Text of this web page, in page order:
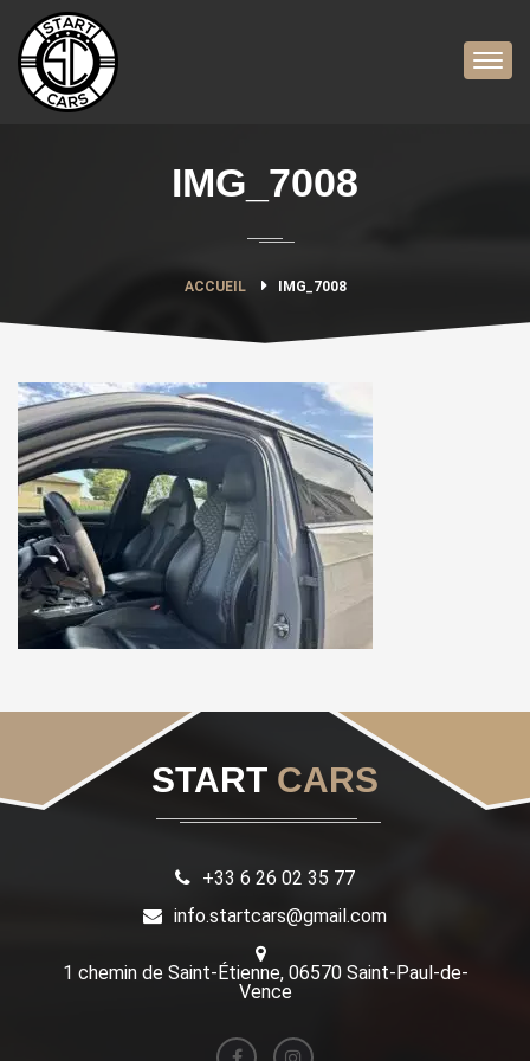
IMG_7008
ACCUEIL IMG_7008
START CARS
+33 6 26 02 35 77
info.startcars@gmail.com
1 chemin de Saint-Étienne, 06570 Saint-Paul-de-
Vence